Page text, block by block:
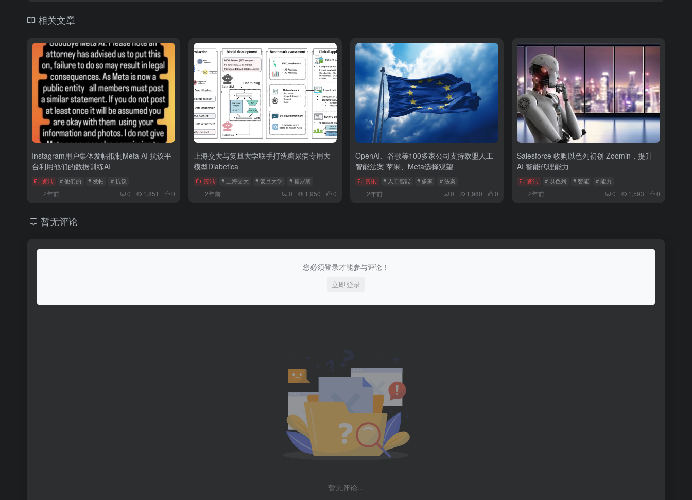
相关文章
Instagram用户集体发帖抵制Meta AI 抗议平
台利用他们的数据训练AI
资讯 # 他们的 # 发帖 # 抗议
2年前 0 1,851 0
上海交大与复旦大学联手打造糖尿病专用大
模型Diabetica
资讯 # 上海交大 # 复旦大学 # 糖尿病
2年前 0 1,950 0
OpenAI、谷歌等100多家公司支持欧盟人工
智能法案 苹果、Meta选择观望
资讯 # 人工智能 # 多家 # 法案
2年前 0 1,980 0
Salesforce 收购以色列初创 Zoomin，提升
AI 智能代理能力
资讯 # 以色列 # 智能 # 能力
2年前 0 1,593 0
暂无评论
您必须登录才能参与评论！
立即登录
暂无评论...